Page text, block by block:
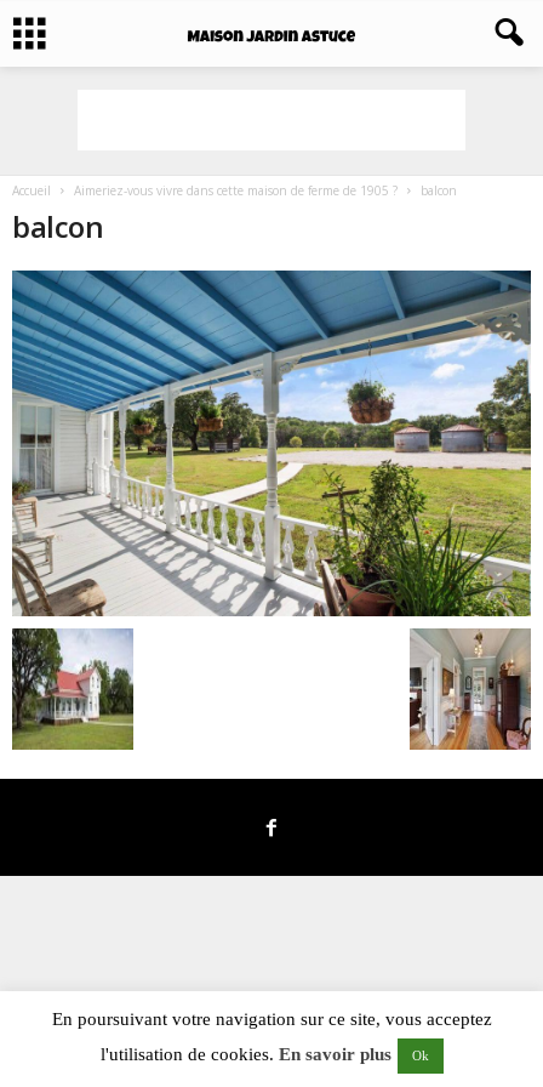
Accueil Aimeriez-vous vivre dans cette maison de ferme de 1905 ? balcon
balcon
En poursuivant votre navigation sur ce site, vous acceptez
l'utilisation de cookies. En savoir plus Ok